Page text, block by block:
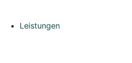
Leistungen